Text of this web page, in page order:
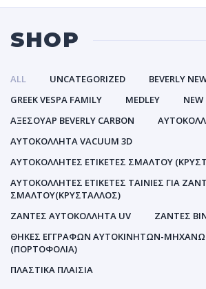
SHOP
ALL UNCATEGORIZED
BEVERLY
GREEK VESPA FAMILY
MEDLEY NEW
ΑΞΕΣΟΥΑΡ BEVERLY CARBON
ΑΥΤΟΚΌΛΛΗΤΑ VACUUM 3D
ΑΥΤΟΚΌΛΛΗΤΕΣ ΕΤΙΚΈΤΕΣ ΣΜΆΛΤΟΥ
ΑΥΤΟΚΌΛΛΗΤΕΣ ΕΤΙΚΈΤΕΣ ΤΑΙΝΊΕΣ ΓΙΑ
ΣΜΆΛΤΟΥ(ΚΡΎΣΤΑΛΛΟΣ)
ΖΆΝΤΕΣ ΑΥΤΟΚΌΛΛΗΤΑ UV
ΖΆΝΤΕΣ
ΘΉΚΕΣ ΕΓΓΡΆΦΩΝ ΑΥΤΟΚΙΝΗΤΩΝ-
(ΠΟΡΤΟΦΌΛΙΑ)
ΠΛΑΣΤΙΚΆ ΠΛΑΊΣΙΑ